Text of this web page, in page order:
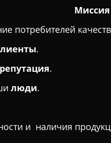
потребителей
.
репутация.
люди.
и наличия